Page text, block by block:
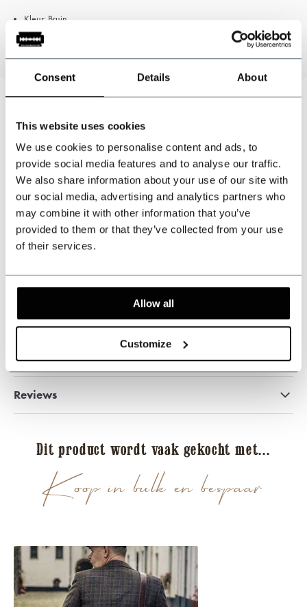
Consent Details About
This website uses cookies
We use cookies to personalise content and ads, to
provide social media features and to analyse our traffic.
We also share information about your use of our site with
our social media, advertising and analytics partners who
may combine it with other information that you’ve
provided to them or that they’ve collected from your use
of their services.
Allow all
Customize
Kleur: Bruin
100% Wol
sales@shelbybrothers.com
Deel dit product
Reviews
Koop in bulk en bespaar
Dit product wordt vaak gekocht met...